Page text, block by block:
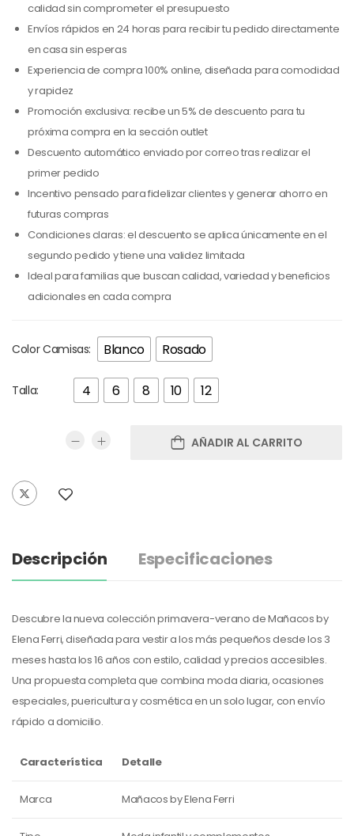
calidad sin comprometer el presupuesto
Envíos rápidos en 24 horas para recibir tu pedido directamente
en casa sin esperas
Experiencia de compra 100% online, diseñada para comodidad
y rapidez
Promoción exclusiva: recibe un 5% de descuento para tu
próxima compra en la sección outlet
Descuento automático enviado por correo tras realizar el
primer pedido
Incentivo pensado para fidelizar clientes y generar ahorro en
futuras compras
Condiciones claras: el descuento se aplica únicamente en el
segundo pedido y tiene una validez limitada
Ideal para familias que buscan calidad, variedad y beneficios
adicionales en cada compra
Color Camisas: Blanco Rosado
Talla: 4 6 8 10 12
AÑADIR AL CARRITO
Descripción Especificaciones
Descubre la nueva colección primavera-verano de Mañacos by
Elena Ferri, diseñada para vestir a los más pequeños desde los 3
meses hasta los 16 años con estilo, calidad y precios accesibles.
Una propuesta completa que combina moda diaria, ocasiones
especiales, puericultura y cosmética en un solo lugar, con envío
rápido a domicilio.
Característica Detalle
Marca Mañacos by Elena Ferri